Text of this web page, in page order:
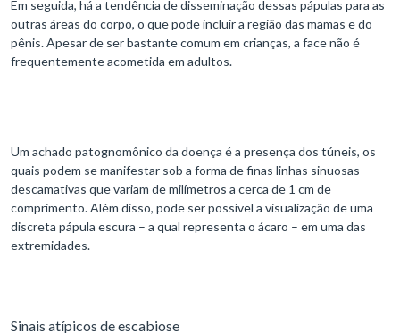
Em seguida, há a tendência de disseminação dessas pápulas para as
outras áreas do corpo, o que pode incluir a região das mamas e do
pênis. Apesar de ser bastante comum em crianças, a face não é
frequentemente acometida em adultos.
Um achado patognomônico da doença é a presença dos túneis, os
quais podem se manifestar sob a forma de finas linhas sinuosas
descamativas que variam de milímetros a cerca de 1 cm de
comprimento. Além disso, pode ser possível a visualização de uma
discreta pápula escura – a qual representa o ácaro – em uma das
extremidades.
Sinais atípicos de escabiose